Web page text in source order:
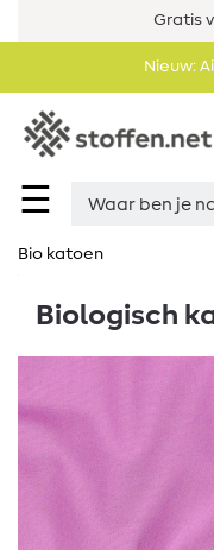
Gratis
Nieuw:
☰
Bio katoen
Biologisch